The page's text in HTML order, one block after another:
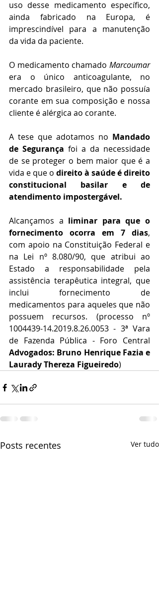
uso desse medicamento específico,
ainda fabricado na Europa, é
imprescindível para a manutenção
da vida da paciente.
O medicamento chamado Marcoumar
era o único anticoagulante, no
mercado brasileiro, que não possuía
corante em sua composição e nossa
cliente é alérgica ao corante.
A tese que adotamos no Mandado
de Segurança foi a da necessidade
de se proteger o bem maior que é a
vida e que o direito à saúde é direito
constitucional basilar e de
atendimento impostergável.
Alcançamos a liminar para que o
fornecimento ocorra em 7 dias,
com apoio na Constituição Federal e
na Lei nº 8.080/90, que atribui ao
Estado a responsabilidade pela
assistência terapêutica integral, que
inclui fornecimento de
medicamentos para aqueles que não
possuem recursos. (processo nº
1004439-14.2019.8.26.0053 - 3ª Vara
Advogados: Bruno Henrique Fazia e
Laurady Thereza Figueiredo)
Posts recentes Ver tudo